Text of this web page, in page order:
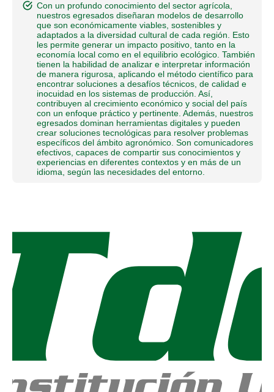
Con un profundo conocimiento del sector agrícola,
nuestros egresados diseñaran modelos de desarrollo
que son económicamente viables, sostenibles y
adaptados a la diversidad cultural de cada región. Esto
les permite generar un impacto positivo, tanto en la
economía local como en el equilibrio ecológico. También
tienen la habilidad de analizar e interpretar información
de manera rigurosa, aplicando el método científico para
encontrar soluciones a desafíos técnicos, de calidad e
inocuidad en los sistemas de producción. Así,
contribuyen al crecimiento económico y social del país
con un enfoque práctico y pertinente. Además, nuestros
egresados dominan herramientas digitales y pueden
crear soluciones tecnológicas para resolver problemas
específicos del ámbito agronómico. Son comunicadores
efectivos, capaces de compartir sus conocimientos y
experiencias en diferentes contextos y en más de un
idioma, según las necesidades del entorno.